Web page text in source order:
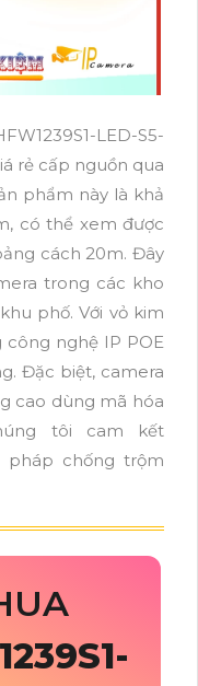
LED-S5-
rẻ cấp nguồn qua
phẩm này là khả
có thể xem được
cách 20m. Đây
trong các kho
phố. Với vỏ kim
công nghệ IP POE
Đặc biệt, camera
cao dùng mã hóa
tôi cam kết
pháp chống trộm